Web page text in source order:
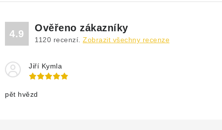
4.9
Ověřeno zákazníky
1120 recenzí. Zobrazit všechny recenze
Jiří Kymla
pět hvězd